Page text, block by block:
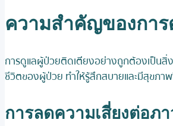
ความสำคัญของการ
การดูแลผู้ป่วยติดเตียงอย่างถูกต้องเป็น
ชีวิตของผู้ป่วย ทำให้รู้สึกสบายและมีสุขภ
การลดความเสี่ยงต่อภ